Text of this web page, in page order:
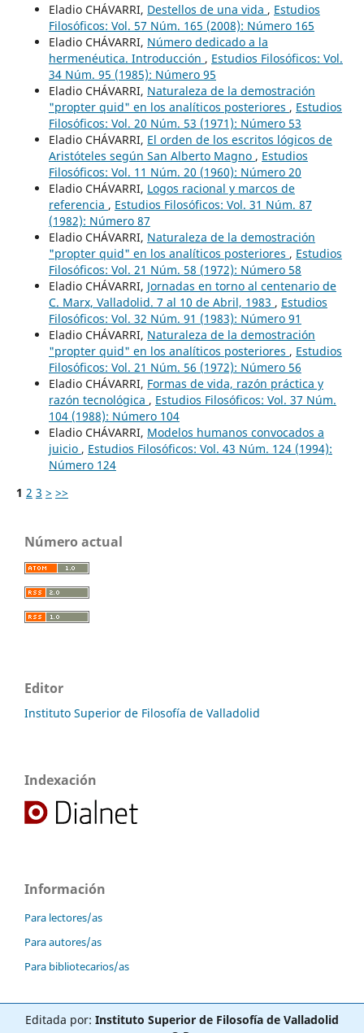
Eladio CHÁVARRI, Destellos de una vida , Estudios
Filosóficos: Vol. 57 Núm. 165 (2008): Número 165
Eladio CHÁVARRI, Número dedicado a la
hermenéutica. Introducción , Estudios Filosóficos: Vol.
34 Núm. 95 (1985): Número 95
Eladio CHÁVARRI, Naturaleza de la demostración
"propter quid" en los analíticos posteriores , Estudios
Filosóficos: Vol. 20 Núm. 53 (1971): Número 53
Eladio CHÁVARRI, El orden de los escritos lógicos de
Aristóteles según San Alberto Magno , Estudios
Filosóficos: Vol. 11 Núm. 20 (1960): Número 20
Eladio CHÁVARRI, Logos racional y marcos de
referencia , Estudios Filosóficos: Vol. 31 Núm. 87
(1982): Número 87
Eladio CHÁVARRI, Naturaleza de la demostración
"propter quid" en los analíticos posteriores , Estudios
Filosóficos: Vol. 21 Núm. 58 (1972): Número 58
Eladio CHÁVARRI, Jornadas en torno al centenario de
C. Marx, Valladolid. 7 al 10 de Abril, 1983 , Estudios
Filosóficos: Vol. 32 Núm. 91 (1983): Número 91
Eladio CHÁVARRI, Naturaleza de la demostración
"propter quid" en los analíticos posteriores , Estudios
Filosóficos: Vol. 21 Núm. 56 (1972): Número 56
Eladio CHÁVARRI, Formas de vida, razón práctica y
razón tecnológica , Estudios Filosóficos: Vol. 37 Núm.
104 (1988): Número 104
Eladio CHÁVARRI, Modelos humanos convocados a
juicio , Estudios Filosóficos: Vol. 43 Núm. 124 (1994):
Número 124
1 2 3 > >>
Número actual
Editor
Instituto Superior de Filosofía de Valladolid
Indexación
Información
Para lectores/as
Para autores/as
Para bibliotecarios/as
Editada por: Instituto Superior de Filosofía de Valladolid